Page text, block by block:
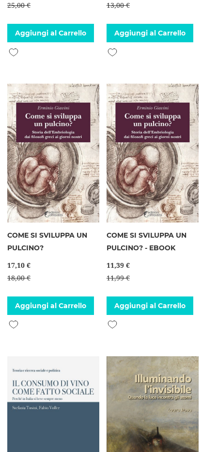
25,00 €
Aggiungi al Carrello
Aggiungi alla lista desideri
13,00 €
Aggiungi al Carrello
Aggiungi alla lista desideri
COME SI SVILUPPA UN
PULCINO?
17,10 €
18,00 €
Aggiungi al Carrello
Aggiungi alla lista desideri
COME SI SVILUPPA UN
PULCINO? - EBOOK
11,39 €
11,99 €
Aggiungi al Carrello
Aggiungi alla lista desideri